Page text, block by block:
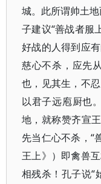
城。此所谓帅土
子建议“善战者服
好战的人得到应
慈心不杀，应先
也，见其生，不
以君子远庖厨也
地，就称赞齐宣
先当仁心不杀，“
王上》）即禽兽
相残杀！孔子说“